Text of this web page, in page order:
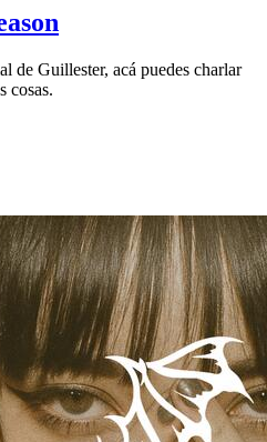
de Guillester, acá puedes charlar
cosas.